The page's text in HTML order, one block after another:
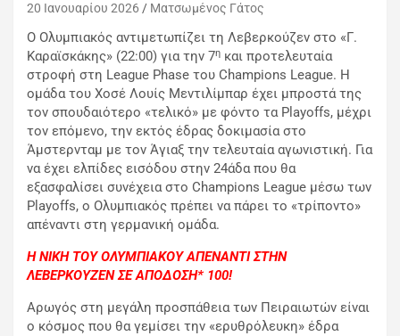
20 Ιανουαρίου 2026 Ματσωμένος Γάτος
Ο Ολυμπιακός αντιμετωπίζει τη Λεβερκούζεν στο «Γ.
Καραϊσκάκης» (22:00) για την 7η και προτελευταία
στροφή στη League Phase του Champions League. Η
ομάδα του Χοσέ Λουίς Μεντιλίμπαρ έχει μπροστά της
τον σπουδαιότερο «τελικό» με φόντο τα Playoffs, μέχρι
τον επόμενο, την εκτός έδρας δοκιμασία στο
Άμστερνταμ με τον Άγιαξ την τελευταία αγωνιστική. Για
να έχει ελπίδες εισόδου στην 24άδα που θα
εξασφαλίσει συνέχεια στο Champions League μέσω των
Playoffs, ο Ολυμπιακός πρέπει να πάρει το «τρίποντο»
απέναντι στη γερμανική ομάδα.
H ΝΙΚΗ ΤΟΥ ΟΛΥΜΠΙΑΚΟΥ ΑΠΕΝΑΝΤΙ ΣΤΗΝ
ΛΕΒΕΡΚΟΥΖΕΝ ΣΕ ΑΠΟΔΟΣΗ* 100!
Αρωγός στη μεγάλη προσπάθεια των Πειραιωτών είναι
ο κόσμος που θα γεμίσει την «ερυθρόλευκη» έδρα